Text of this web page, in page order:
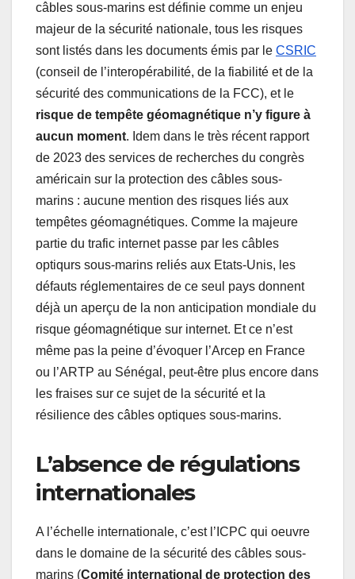
câbles sous-marins est définie comme un enjeu
majeur de la sécurité nationale, tous les risques
sont listés dans les documents émis par le CSRIC
(conseil de l’interopérabilité, de la fiabilité et de la
sécurité des communications de la FCC), et le
risque de tempête géomagnétique n’y figure à
aucun moment. Idem dans le très récent rapport
de 2023 des services de recherches du congrès
américain sur la protection des câbles sous-
marins : aucune mention des risques liés aux
tempêtes géomagnétiques. Comme la majeure
partie du trafic internet passe par les câbles
optiqurs sous-marins reliés aux Etats-Unis, les
défauts réglementaires de ce seul pays donnent
déjà un aperçu de la non anticipation mondiale du
risque géomagnétique sur internet. Et ce n’est
même pas la peine d’évoquer l’Arcep en France
ou l’ARTP au Sénégal, peut-être plus encore dans
les fraises sur ce sujet de la sécurité et la
résilience des câbles optiques sous-marins.
L’absence de régulations
internationales
A l’échelle internationale, c’est l’ICPC qui oeuvre
dans le domaine de la sécurité des câbles sous-
marins (Comité international de protection des